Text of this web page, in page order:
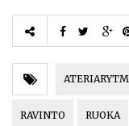
RAVINTO RUOKA